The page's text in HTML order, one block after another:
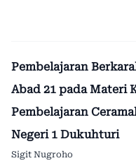
Pembelajaran
Abad 21 pada Materi
Pembelajaran
Negeri 1 Dukuhturi
Sigit Nugroho